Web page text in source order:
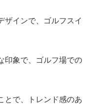
ザインで、ゴルフスイ
印象で、ゴルフ場での
とで、トレンド感のあ